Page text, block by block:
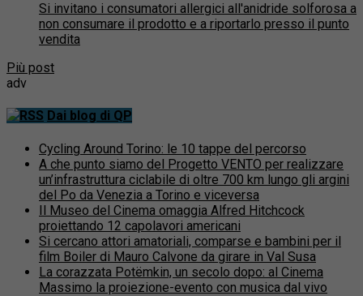
Si invitano i consumatori allergici all'anidride solforosa a
non consumare il prodotto e a riportarlo presso il punto
vendita
Più post
adv
Dai blog di QP
Cycling Around Torino: le 10 tappe del percorso
A che punto siamo del Progetto VENTO per realizzare
un’infrastruttura ciclabile di oltre 700 km lungo gli argini
del Po da Venezia a Torino e viceversa
Il Museo del Cinema omaggia Alfred Hitchcock
proiettando 12 capolavori americani
Si cercano attori amatoriali, comparse e bambini per il
film Boiler di Mauro Calvone da girare in Val Susa
La corazzata Potëmkin, un secolo dopo: al Cinema
Massimo la proiezione-evento con musica dal vivo